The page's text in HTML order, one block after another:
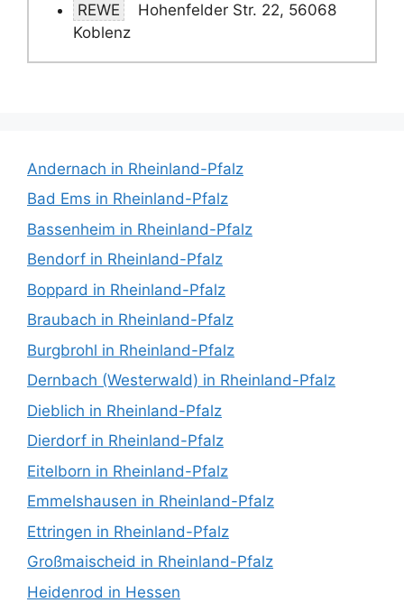
REWE
Hohenfelder Str. 22, 56068
Koblenz
Andernach in Rheinland-Pfalz
Bad Ems in Rheinland-Pfalz
Bassenheim in Rheinland-Pfalz
Bendorf in Rheinland-Pfalz
Boppard in Rheinland-Pfalz
Braubach in Rheinland-Pfalz
Burgbrohl in Rheinland-Pfalz
Dernbach (Westerwald) in Rheinland-Pfalz
Dieblich in Rheinland-Pfalz
Dierdorf in Rheinland-Pfalz
Eitelborn in Rheinland-Pfalz
Emmelshausen in Rheinland-Pfalz
Ettringen in Rheinland-Pfalz
Großmaischeid in Rheinland-Pfalz
Heidenrod in Hessen